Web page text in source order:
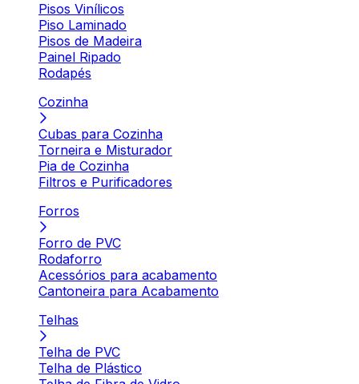
Pisos Vinílicos
Piso Laminado
Pisos de Madeira
Painel Ripado
Rodapés
Cozinha
Cubas para Cozinha
Torneira e Misturador
Pia de Cozinha
Filtros e Purificadores
Forros
Forro de PVC
Rodaforro
Acessórios para acabamento
Cantoneira para Acabamento
Telhas
Telha de PVC
Telha de Plástico